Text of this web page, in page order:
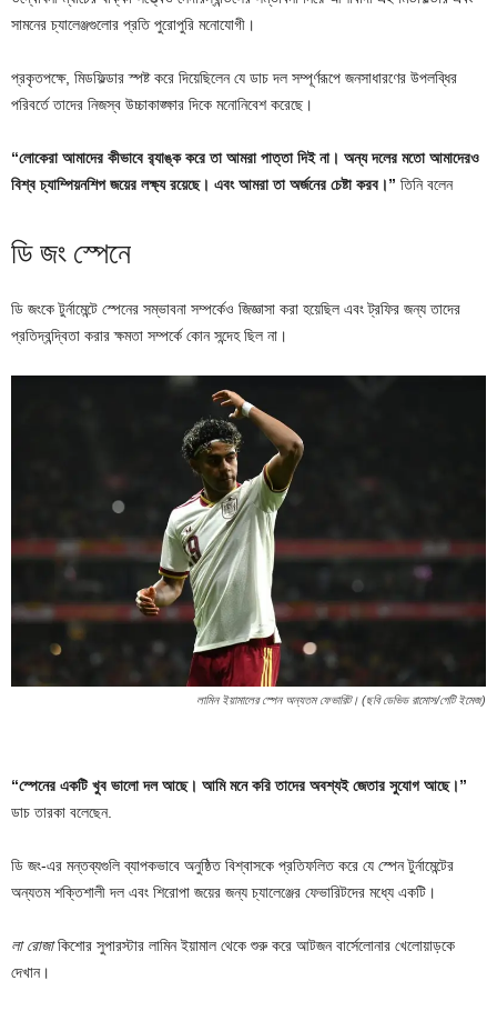
সামনের চ্যালেঞ্জগুলোর প্রতি পুরোপুরি মনোযোগী।
প্রকৃতপক্ষে, মিডফিল্ডার স্পষ্ট করে দিয়েছিলেন যে ডাচ দল সম্পূর্ণরূপে জনসাধারণের উপলব্ধির
পরিবর্তে তাদের নিজস্ব উচ্চাকাঙ্ক্ষার দিকে মনোনিবেশ করেছে।
“লোকেরা আমাদের কীভাবে র‌্যাঙ্ক করে তা আমরা পাত্তা দিই না। অন্য দলের মতো আমাদেরও
বিশ্ব চ্যাম্পিয়নশিপ জয়ের লক্ষ্য রয়েছে। এবং আমরা তা অর্জনের চেষ্টা করব।” তিনি বলেন
ডি জং স্পেনে
ডি জংকে টুর্নামেন্টে স্পেনের সম্ভাবনা সম্পর্কেও জিজ্ঞাসা করা হয়েছিল এবং ট্রফির জন্য তাদের
প্রতিদ্বন্দ্বিতা করার ক্ষমতা সম্পর্কে কোন সন্দেহ ছিল না।
লামিন ইয়ামালের স্পেন অন্যতম ফেভারিট। (ছবি ডেভিড রামোস/গেটি ইমেজ)
“স্পেনের একটি খুব ভালো দল আছে। আমি মনে করি তাদের অবশ্যই জেতার সুযোগ আছে।”
ডাচ তারকা বলেছেন.
ডি জং-এর মন্তব্যগুলি ব্যাপকভাবে অনুষ্ঠিত বিশ্বাসকে প্রতিফলিত করে যে স্পেন টুর্নামেন্টের
অন্যতম শক্তিশালী দল এবং শিরোপা জয়ের জন্য চ্যালেঞ্জের ফেভারিটদের মধ্যে একটি।
লা রোজাকিশোর সুপারস্টার লামিন ইয়ামাল থেকে শুরু করে আটজন বার্সেলোনার খেলোয়াড়কে
দেখান।